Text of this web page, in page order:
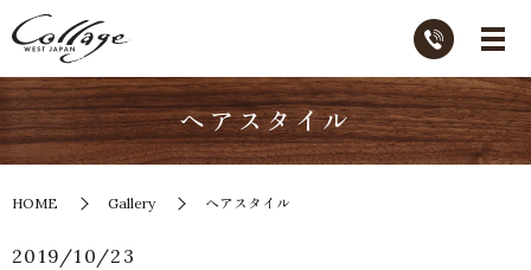
ヘアスタイル
HOME Gallery ヘアスタイル
2019/10/23